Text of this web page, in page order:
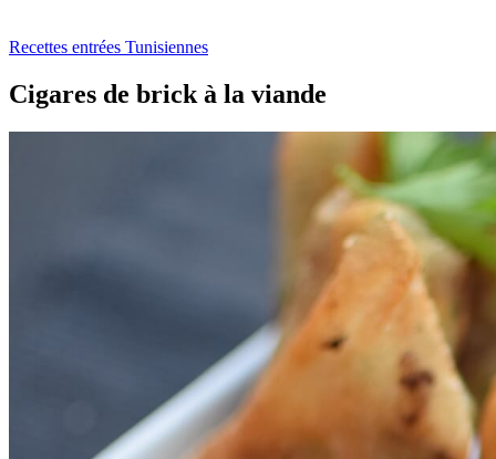
Recettes entrées Tunisiennes
Cigares de brick à la viande